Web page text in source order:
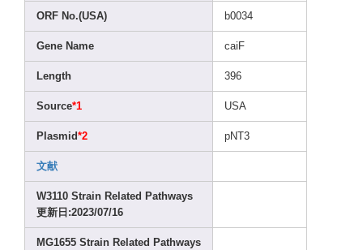
ORF No.(USA) b0034
Gene Name caiF
Length 396
Source*1 USA
Plasmid*2 pNT3
文献
W3110 Strain Related Pathways
更新日:2023/07/16
MG1655 Strain Related Pathways